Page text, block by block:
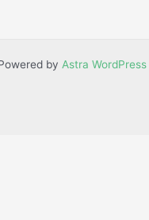
by Astra WordPress